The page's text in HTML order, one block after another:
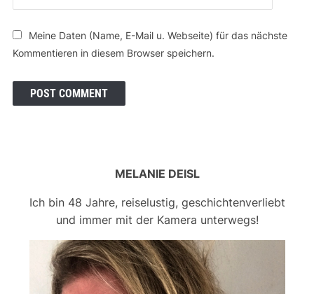
Meine Daten (Name, E-Mail u. Webseite) für das nächste
Kommentieren in diesem Browser speichern.
MELANIE DEISL
Ich bin 48 Jahre, reiselustig, geschichtenverliebt
und immer mit der Kamera unterwegs!